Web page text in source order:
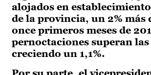
alojados en
de la provincia, un 2% más
once primeros meses de
pernoctaciones superan
creciendo un 1,1%.